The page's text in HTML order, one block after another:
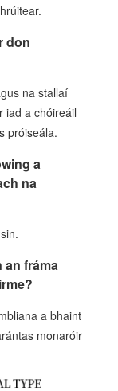
don
na stallaí
iad a chóireáil
próiseála.
a
na
an fráma
a bhaint
monaróir